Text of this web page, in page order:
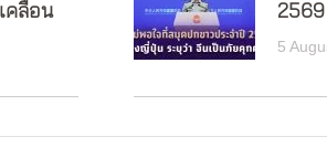
คลื่อน
5